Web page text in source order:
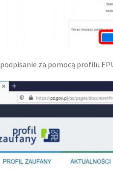
za pomocą profilu